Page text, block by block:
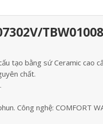
tạo bằng sứ Ceramic cao
chất.
Công nghệ: COMFORT